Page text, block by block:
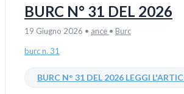
BURC N° 31 DEL 2026
19 Giugno 2026 • ance • Burc
burc n. 31
BURC N° 31 DEL 2026 LEGGI